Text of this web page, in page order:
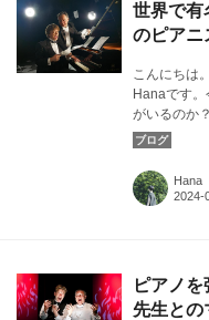
世界で有
のピアニ
こんにちは
Hanaです
がいるのか
画像：『ピ
Hana
ピアノ
先生との